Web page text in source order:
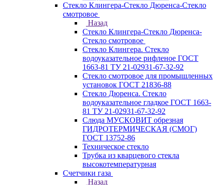
Стекло Клингера-Стекло Дюренса-Стекло
смотровое
Назад
Стекло Клингера-Стекло Дюренса-
Стекло смотровое
Стекло Клингера. Стекло
водоуказательное рифленое ГОСТ
1663-81 ТУ 21-02931-67-32-92
Стекло смотровое для промышленных
установок ГОСТ 21836-88
Стекло Дюренса. Стекло
водоуказательное гладкое ГОСТ 1663-
81 ТУ 21-02931-67-32-92
Слюда МУСКОВИТ обрезная
ГИДРОТЕРМИЧЕСКАЯ (СМОГ)
ГОСТ 13752-86
Техническое стекло
Трубка из кварцевого стекла
высокотемпературная
Счетчики газа
Назад